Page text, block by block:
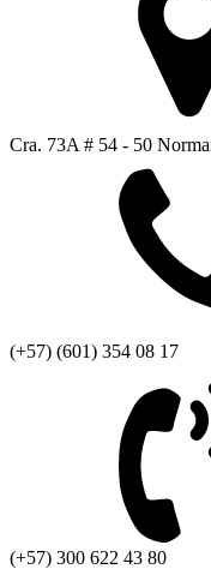
Cra. 73A # 54 - 50
(+57) (601) 354 08 17
(+57) 300 622 43 80